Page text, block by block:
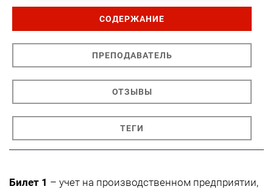
СОДЕРЖАНИЕ
ПРЕПОДАВАТЕЛЬ
ОТЗЫВЫ
ТЕГИ
Билет 1 – учет на производственном предприятии,